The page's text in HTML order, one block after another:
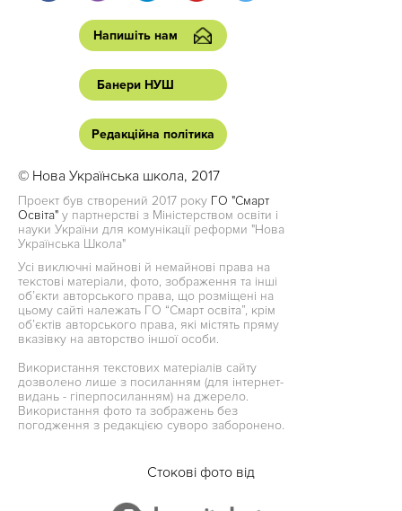
Напишіть нам
Банери НУШ
Редакційна політика
© Нова Українська школа, 2017
Проект був створений 2017 року ГО "Смарт
Освіта" у партнерстві з Міністерством освіти і
науки України для комунікації реформи "Нова
Українська Школа"
Усі виключні майнові й немайнові права на
текстові матеріали, фото, зображення та інші
об’єкти авторського права, що розміщені на
цьому сайті належать ГО “Смарт освіта”, крім
об’єктів авторського права, які містять пряму
вказівку на авторство іншої особи.
Використання текстових матеріалів сайту
дозволено лише з посиланням (для інтернет-
видань - гіперпосиланням) на джерело.
Використання фото та зображень без
погодження з редакцією суворо заборонено.
Стокові фото від